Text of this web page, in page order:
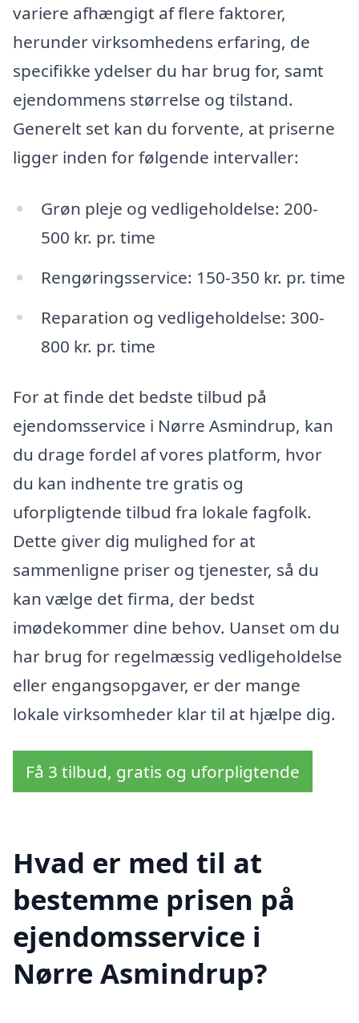
variere afhængigt af flere faktorer,
herunder virksomhedens erfaring, de
specifikke ydelser du har brug for, samt
ejendommens størrelse og tilstand.
Generelt set kan du forvente, at priserne
ligger inden for følgende intervaller:
Grøn pleje og vedligeholdelse: 200-
500 kr. pr. time
Rengøringsservice: 150-350 kr. pr. time
Reparation og vedligeholdelse: 300-
800 kr. pr. time
For at finde det bedste tilbud på
ejendomsservice i Nørre Asmindrup, kan
du drage fordel af vores platform, hvor
du kan indhente tre gratis og
uforpligtende tilbud fra lokale fagfolk.
Dette giver dig mulighed for at
sammenligne priser og tjenester, så du
kan vælge det firma, der bedst
imødekommer dine behov. Uanset om du
har brug for regelmæssig vedligeholdelse
eller engangsopgaver, er der mange
lokale virksomheder klar til at hjælpe dig.
Få 3 tilbud, gratis og uforpligtende
Hvad er med til at
bestemme prisen på
ejendomsservice i
Nørre Asmindrup?